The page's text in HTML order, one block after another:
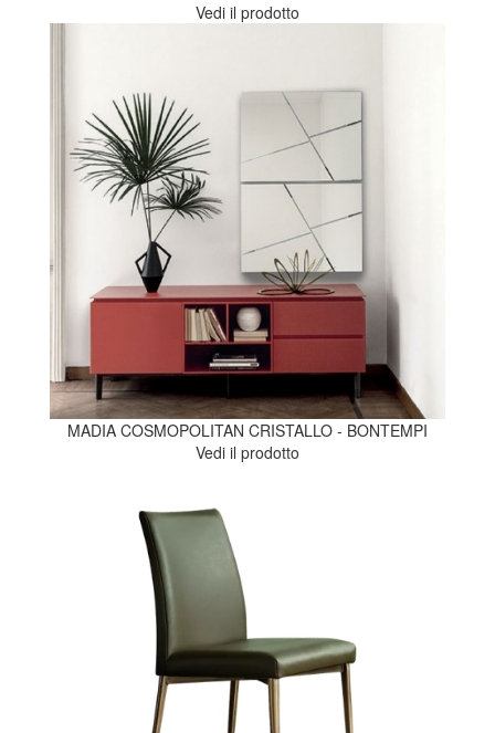
Vedi il prodotto
MADIA COSMOPOLITAN CRISTALLO - BONTEMPI
Vedi il prodotto